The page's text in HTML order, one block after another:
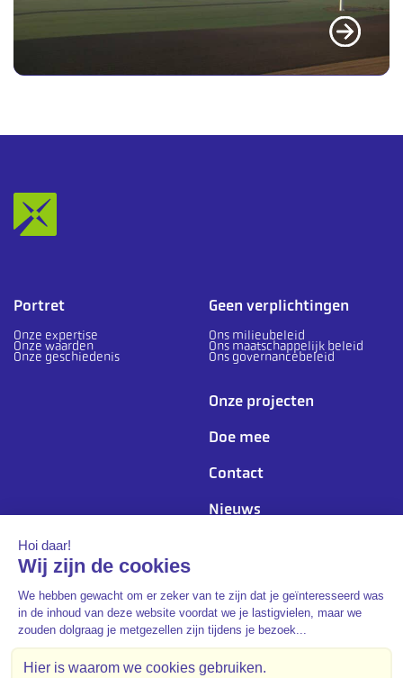
Portret
Onze expertise
Onze waarden
Onze geschiedenis
Geen verplichtingen
Ons milieubeleid
Ons maatschappelijk beleid
Ons governancebeleid
Onze projecten
Doe mee
Contact
Nieuws
Ons volgen